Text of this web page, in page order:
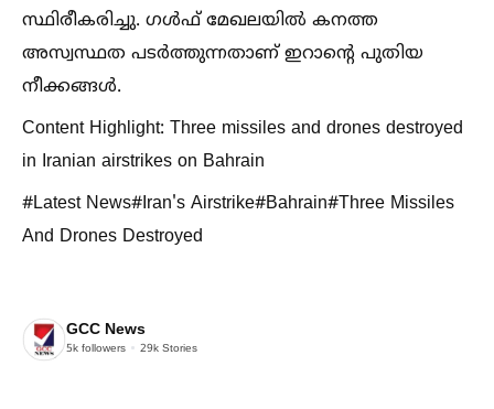
സ്ഥിരീകരിച്ചു. ഗള്‍ഫ് മേഖലയില്‍ കനത്ത
അസ്വസ്ഥത പടർത്തുന്നതാണ് ഇറാന്റെ പുതിയ
നീക്കങ്ങള്‍.
Content Highlight: Three missiles and drones destroyed
in Iranian airstrikes on Bahrain
#Latest News#Iran's Airstrike#Bahrain#Three Missiles
And Drones Destroyed
GCC News
5k followers 29k Stories